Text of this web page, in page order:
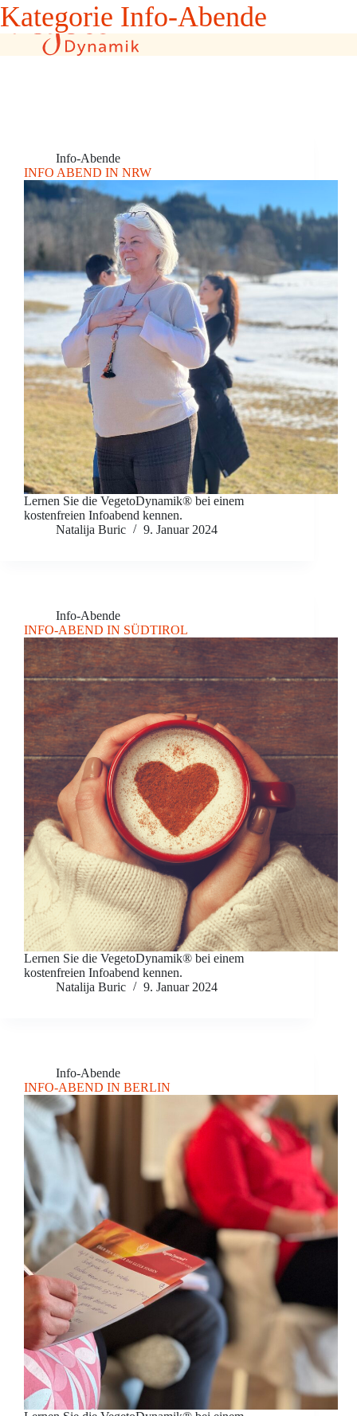
Zum
Inhalt
springen
Kategorie Info-Abende
Info-Abende
INFO ABEND IN NRW
Lernen Sie die VegetoDynamik® bei einem
kostenfreien Infoabend kennen.
Natalija Buric
9. Januar 2024
Info-Abende
INFO-ABEND IN SÜDTIROL
Lernen Sie die VegetoDynamik® bei einem
kostenfreien Infoabend kennen.
Natalija Buric
9. Januar 2024
Info-Abende
INFO-ABEND IN BERLIN